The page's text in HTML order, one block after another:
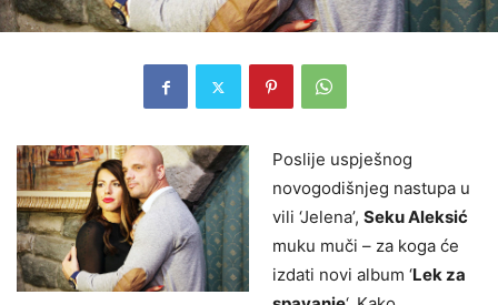
Poslije uspješnog
novogodišnjeg nastupa u
vili ‘Jelena’, Seku Aleksić
muku muči – za koga će
izdati novi album ‘Lek za